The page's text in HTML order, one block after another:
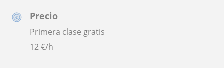
Precio
Primera clase gratis
12€/h